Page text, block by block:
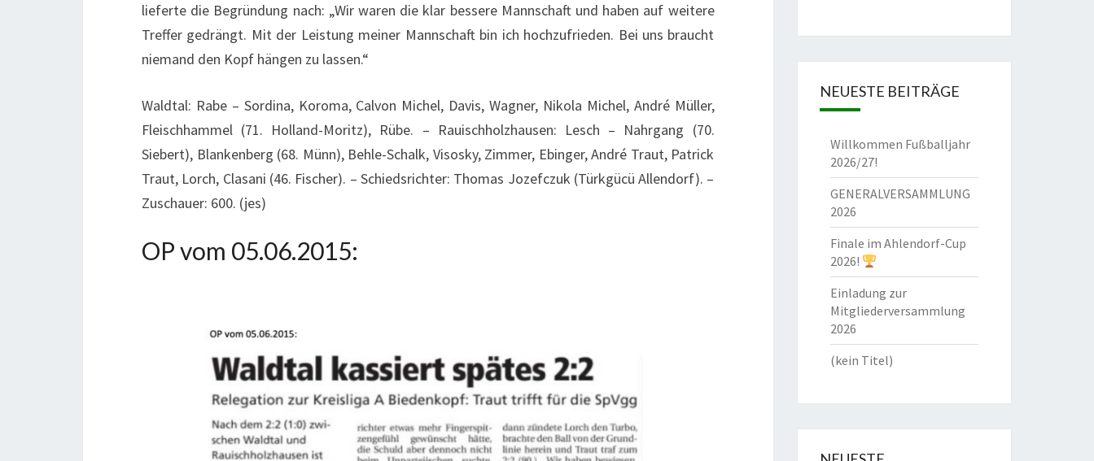
lieferte die Begründung nach: „Wir waren die klar bessere Mannschaft und haben auf weitere
Treffer gedrängt. Mit der Leistung meiner Mannschaft bin ich hochzufrieden. Bei uns braucht
niemand den Kopf hängen zu lassen.“
Waldtal: Rabe – Sordina, Koroma, Calvon Michel, Davis, Wagner, Nikola Michel, André Müller,
Fleischhammel (71. Holland-Moritz), Rübe. – Rauischholzhausen: Lesch – Nahrgang (70.
Siebert), Blankenberg (68. Münn), Behle-Schalk, Visosky, Zimmer, Ebinger, André Traut, Patrick
Traut, Lorch, Clasani (46. Fischer). – Schiedsrichter: Thomas Jozefczuk (Türkgücü Allendorf). –
Zuschauer: 600. (jes)
OP vom 05.06.2015:
NEUESTE BEITRÄGE
Willkommen Fußballjahr
2026/27!
GENERALVERSAMMLUNG
2026
Finale im Ahlendorf-Cup
2026!
Einladung zur
Mitgliederversammlung
2026
(kein Titel)